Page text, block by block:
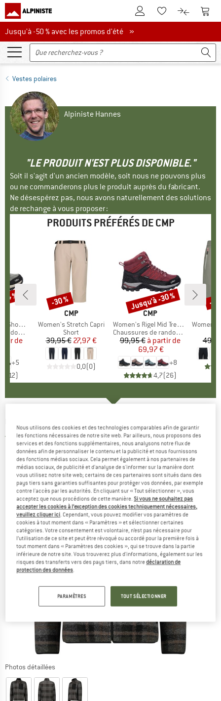
Vers le compte client
Vers la liste
Vers le
Jusqu'à -50 % avec les promos d'été
Jusqu'à -50 % avec les promos d'été »
Vestes polaires
Alpiniste Hannes
"LE PRODUIT N'EST PLUS DISPONIBLE."
Soit il s'agit d'un ancien modèle, soit nous ne pouvons plus
ou ne commanderons plus le produit auprès du fabricant.
Ne désespérez pas, nous avons naturellement des solutions
de rechange à vous proposer :
PRODUITS PRÉFÉRÉS DE CMP
réduit
de
+5
12)
%
MARQUE
CMP
Article
Women's Stretch Capri
Product group
Short
Prix
39,95 €Prix réduit
27,97 €
0,0(0)
Remise
-30 %
MARQUE
CMP
Article
Women's Rigel Mid Trekking Shoes Waterproof
Product group
Chaussures de randonnée
Prix
99,95 € Prix réduit
à partir de
69,97 €
+8
4,7(26)
Remise
Jusqu'à -30 %
Article
Women's
-
Jacket 34M0717 - Veste polaire
5,0(1)
Photos détaillées
Nous utilisons des cookies et des technologies comparables afin de garantir
les fonctions nécessaires de notre site web. Par ailleurs, nous proposons des
services et des fonctions supplémentaires, nous analysons notre flux de
données afin de personnaliser le contenu et la publicité et nous fournissons
des fonctions médias sociaux. Cela permet également à nos partenaires de
médias sociaux, de publicité et d'analyse de s'informer sur la manière dont
vous utilisez notre site web; certains de ces partenaires sont situés dans des
pays tiers sans garanties suffisantes pour protéger vos données, par exemple
contre l'accès par les autorités. En cliquant sur « Tout sélectionner », vous
acceptez que nous procédions de cette manière.Si vous ne souhaitez pas
accepter les cookies à l’exception des cookies techniquement nécessaires,
veuillez cliquer ici. Cependant, vous pouvez modifier vos paramètres de
cookies à tout moment dans « Paramètres » et sélectionner certaines
catégories. Votre consentement est volontaire, n’est pas nécessaire pour
l’utilisation de ce site et peut être révoqué ou accordé pour la première fois à
tout moment dans « Paramètres des cookies », qui se trouve dans la partie
inférieure de notre site. Vous trouverez plus d'informations, également sur les
risques des transferts vers des pays tiers, dans notredéclaration de
protection des données.
PARAMÈTRES TOUT SÉLECTIONNER